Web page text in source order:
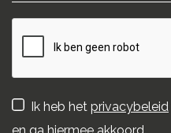
Ik heb het privacybeleid